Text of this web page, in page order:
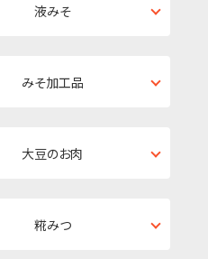
液みそ
みそ加工品
大豆のお肉
糀みつ